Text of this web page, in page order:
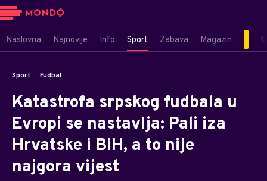
Naslovna Najnovije Info Sport Zabava Magazin
Sport Fudbal
Katastrofa srpskog fudbala u
Evropi se nastavlja: Pali iza
Hrvatske i BiH, a to nije
najgora vijest